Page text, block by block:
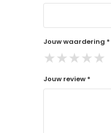
Jouw waardering *
★★★★★
Jouw review *